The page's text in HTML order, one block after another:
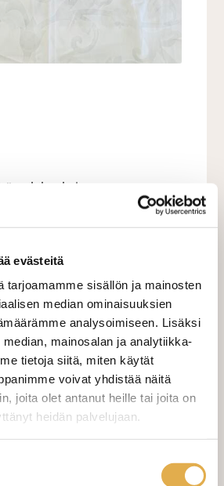
evästeitä
tarjoamamme sisällön ja mainosten
median ominaisuuksien
analysoimiseen. Lisäksi
mainosalan ja analytiikka-
tietoja siitä, miten käytät
voivat yhdistää näitä
joita olet antanut heille tai joita on
heidän palvelujaan.
palakankaita,
näet kuvassa kankaan
lapusta
kuvassa näkyvät